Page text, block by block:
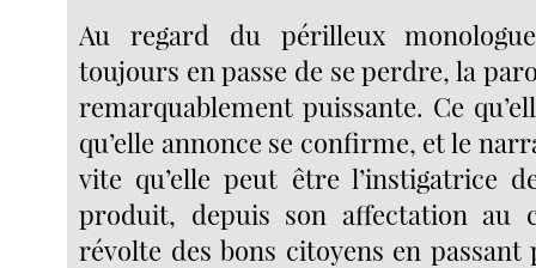
Au regard du périlleux
toujours en passe de se perdre, la
remarquablement puissante. Ce
qu’elle annonce se confirme, et le
vite qu’elle peut être l’instigatrice
produit, depuis son affectation au
révolte des bons citoyens en passant